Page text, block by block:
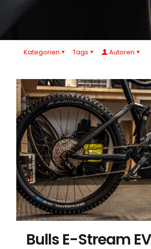
Kategorien Tags Autoren
Bulls E-Stream